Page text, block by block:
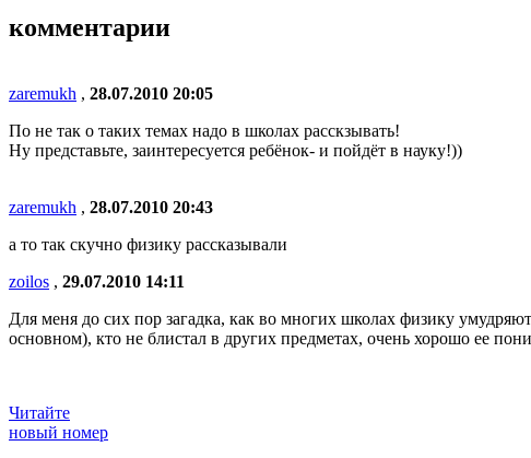
комментарии
zaremukh , 28.07.2010 20:05
По не так о таких темах надо в школах расскзывать!
Ну представьте, заинтересуется ребёнок- и пойдёт в науку!))
zaremukh , 28.07.2010 20:43
а то так скучно физику рассказывали
zoilos , 29.07.2010 14:11
Для меня до сих пор загадка, как во многих школах физику
основном), кто не блистал в других предметах, очень хорошо ее
Читайте
новый номер